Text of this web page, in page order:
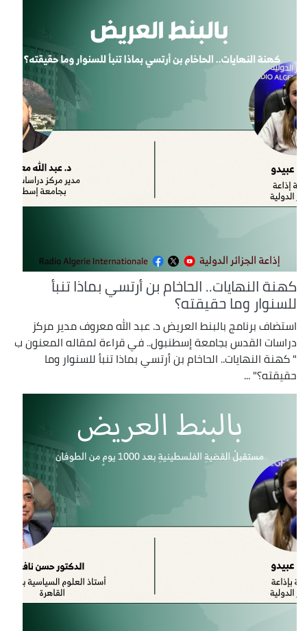
كهنة النهايات.. الحاخام بن أرتسي بماذا تنبأ
للسنوار وما حقيقته؟
استضاف برنامج بالبنط العريض د. عبد الله معروف مدير مركز
دراسات القدس بجامعة إسطنبول.. في قراءة لمقاله المعنون ب
" كهنة النهايات.. الحاخام بن أرتسي بماذا تنبأ للسنوار وما
حقيقته؟" ...